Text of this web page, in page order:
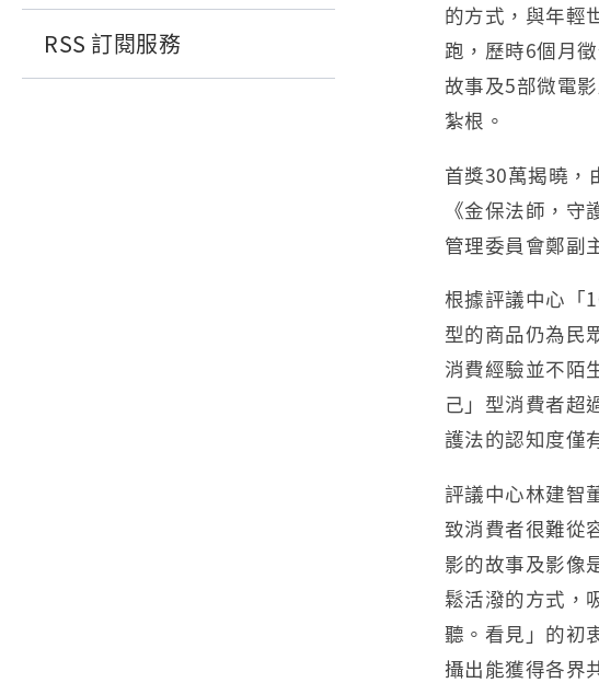
RSS 訂閱服務
的方式，與年輕
跑，歷時6個月
故事及5部微電
紮根。
首獎30萬揭曉，
《金保法師，
管理委員會鄭副
根據評議中心「
型的商品仍為民
消費經驗並不陌
己」型消費者超
護法的認知度僅
評議中心林建智
致消費者很難從
影的故事及影像
鬆活潑的方式，
聽。看見」的初
攝出能獲得各界